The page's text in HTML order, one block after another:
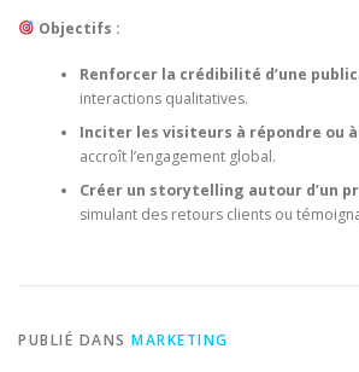
Objectifs :
Renforcer la crédibilité d’une
interactions qualitatives.
Inciter les visiteurs à répondre ou
accroît l’engagement global.
Créer un storytelling autour d’un
simulant des retours clients ou
PUBLIÉ DANS MARKETING